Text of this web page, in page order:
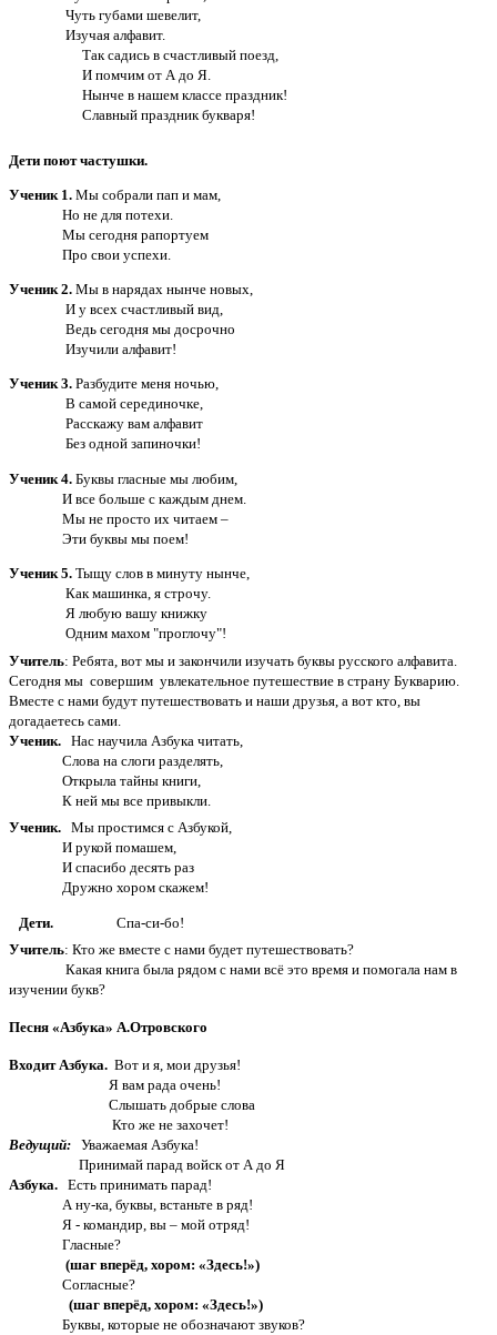
Чуть губами шевелит,
Изучая алфавит.
Так садись в счастливый поезд,
И помчим от А до Я.
Нынче в нашем классе праздник!
Славный праздник букваря!
Дети поют частушки.
Ученик 1. Мы собрали пап и мам,
Но не для потехи.
Мы сегодня рапортуем
Про свои успехи.
Ученик 2. Мы в нарядах нынче новых,
И у всех счастливый вид,
Ведь сегодня мы досрочно
Изучили алфавит!
Ученик 3. Разбудите меня ночью,
В самой серединочке,
Расскажу вам алфавит
Без одной запиночки!
Ученик 4. Буквы гласные мы любим,
И все больше с каждым днем.
Мы не просто их читаем –
Эти буквы мы поем!
Ученик 5. Тыщу слов в минуту нынче,
Как машинка, я строчу.
Я любую вашу книжку
Одним махом "проглочу"!
Учитель: Ребята, вот мы и закончили изучать буквы русского алфавита.
Сегодня мы совершим увлекательное путешествие в страну Букварию.
Вместе с нами будут путешествовать и наши друзья, а вот кто, вы
догадаетесь сами.
Ученик. Нас научила Азбука читать,
Слова на слоги разделять,
Открыла тайны книги,
К ней мы все привыкли.
Ученик. Мы простимся с Азбукой,
И рукой помашем,
И спасибо десять раз
Дружно хором скажем!
Дети.
Спа-си-бо!
Учитель: Кто же вместе с нами будет путешествовать?
Какая книга была рядом с нами всё это время и помогала нам в
изучении букв?
Песня «Азбука» А.Отровского
Входит Азбука. Вот и я, мои друзья!
Я вам рада очень!
Слышать добрые слова
Кто же не захочет!
Ведущий: Уважаемая Азбука!
Принимай парад войск от А до Я
Азбука. Есть принимать парад!
А ну-ка, буквы, встаньте в ряд!
Я - командир, вы – мой отряд!
Гласные?
(шаг вперёд, хором: «Здесь!»)
Согласные?
(шаг вперёд, хором: «Здесь!»)
Буквы, которые не обозначают звуков?